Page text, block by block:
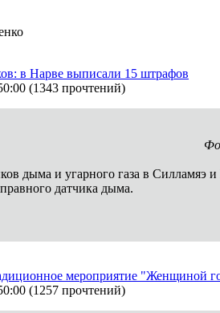
в Нарве выписали 15 штрафов
(1343 прочтений)
дыма и угарного газа в
датчика дыма.
мероприятие "Женщиной
(1257 прочтений)